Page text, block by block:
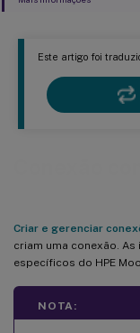
Este artigo foi
Criar e gerenciar
criam uma conexão.
específicos do HPE
NOTA: